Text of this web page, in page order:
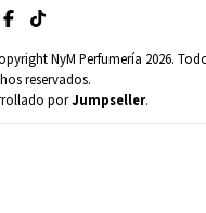
NyM Perfumería 2026.
reservados.
porJumpseller.